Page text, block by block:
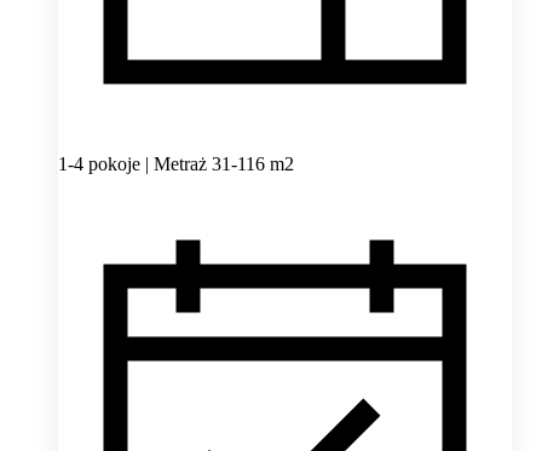
1-4 pokoje | Metraż 31-116 m2